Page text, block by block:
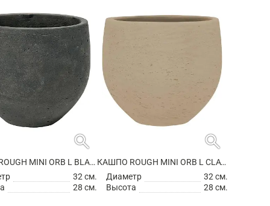
search
КАШПО ROUGH MINI ORB L BLACK WASHED
32 см.
28 см.
search
КАШПО ROUGH MINI ORB L CLAY WASHED
Диаметр
32 см.
Высота
28 см.